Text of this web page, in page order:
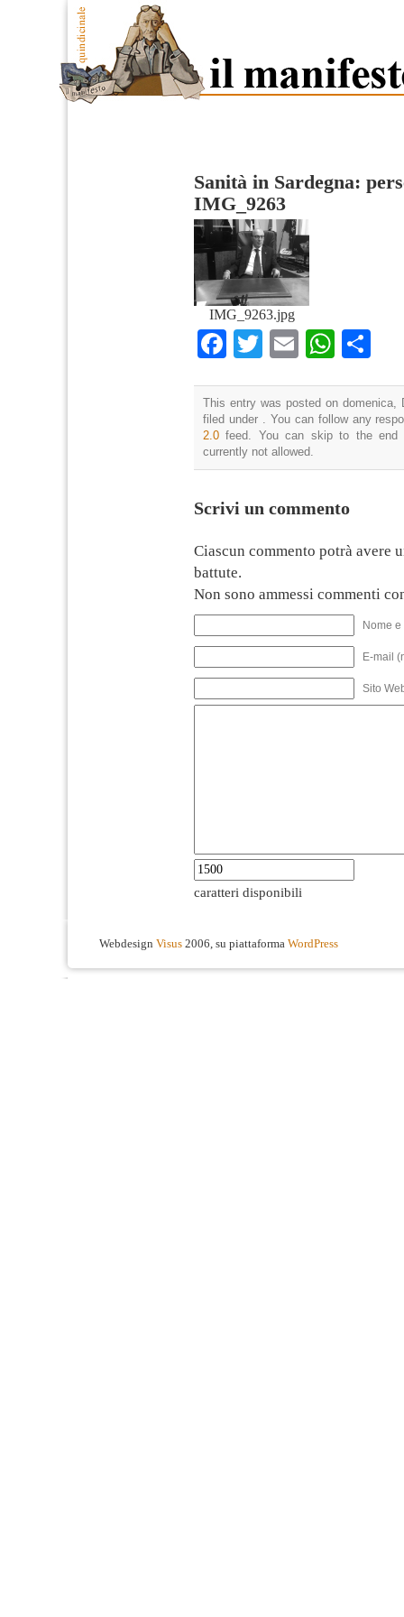
Sanità in Sardegna:
IMG_9263
IMG_9263.jpg
Facebook
TwitterEmail
This entry was posted on
filed under . You can follow any
2.0 feed. You can skip to the end
currently not allowed.
Scrivi un commento
Ciascun commento potrà avere
battute.
Non sono ammessi commenti
Nome
E-mail
Sito
caratteri disponibili
Webdesign Visus 2006, su piattaforma WordPress